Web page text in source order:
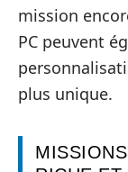
mission
PC peuvent
plus unique.